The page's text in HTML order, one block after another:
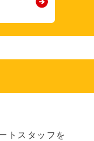
トスタッフを